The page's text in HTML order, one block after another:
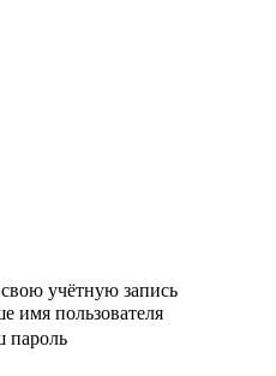
учётную запись
имя пользователя
пароль